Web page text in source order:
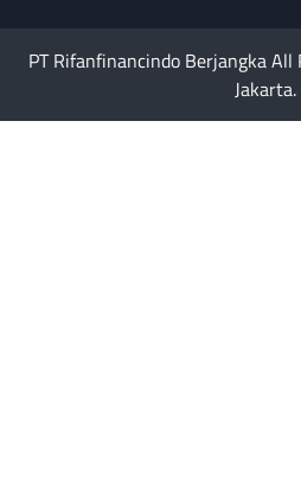
PT Rifanfinancindo Berjangka
Jakarta.